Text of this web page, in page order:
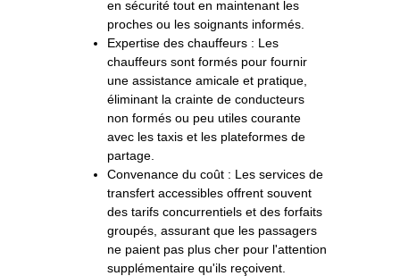
en sécurité tout en maintenant les
proches ou les soignants informés.
Expertise des chauffeurs : Les
chauffeurs sont formés pour fournir
une assistance amicale et pratique,
éliminant la crainte de conducteurs
non formés ou peu utiles courante
avec les taxis et les plateformes de
partage.
Convenance du coût : Les services de
transfert accessibles offrent souvent
des tarifs concurrentiels et des forfaits
groupés, assurant que les passagers
ne paient pas plus cher pour l'attention
supplémentaire qu'ils reçoivent.